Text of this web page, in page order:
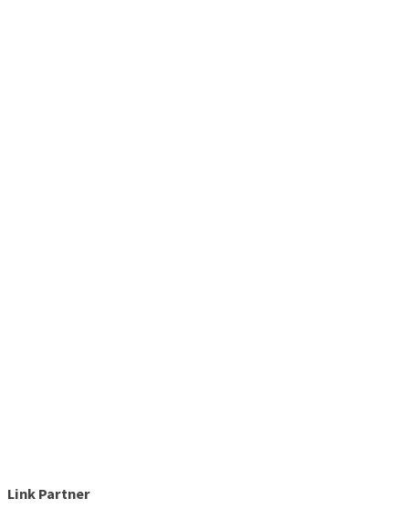
Link Partner